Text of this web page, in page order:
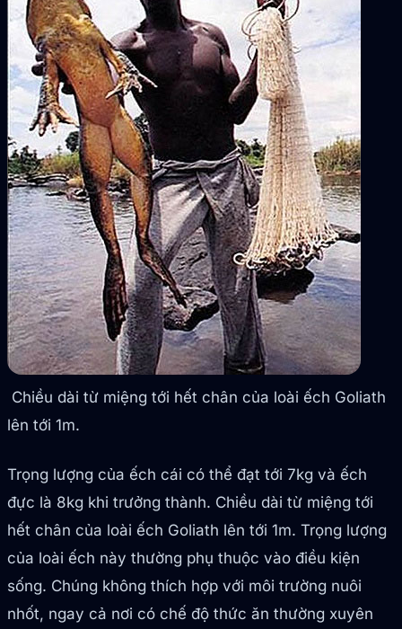
Chiều dài từ miệng tới hết chân của loài ếch Goliath
lên tới 1m.
Trọng lượng của ếch cái có thể đạt tới 7kg và ếch
đực là 8kg khi trưởng thành. Chiều dài từ miệng tới
hết chân của loài ếch Goliath lên tới 1m. Trọng lượng
của loài ếch này thường phụ thuộc vào điều kiện
sống. Chúng không thích hợp với môi trường nuôi
nhốt, ngay cả nơi có chế độ thức ăn thường xuyên